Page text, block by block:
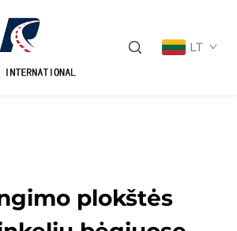
LT
plokštės